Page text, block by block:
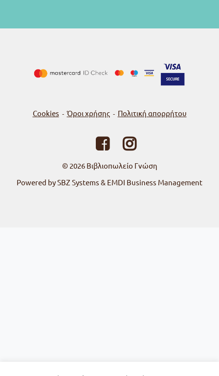
Cookies - Όροι χρήσης - Πολιτική απορρήτου
© 2026 Βιβλιοπωλείο Γνώση
Powered by SBZ Systems & EMDI Business Management